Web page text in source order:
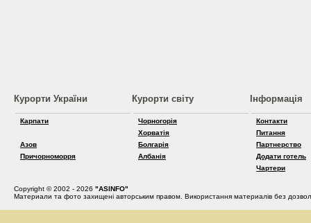
Курорти України
Карпати
Азов
Причорноморря
Курорти світу
Чорногорія
Хорватія
Болгарія
Албанія
Інформація
Контакти
Питання
Партнерство
Додати готель
Чартери
Copyright © 2002 - 2026 "ASINFO"
Материали та фото захищені авторським правом. Використання материалів без